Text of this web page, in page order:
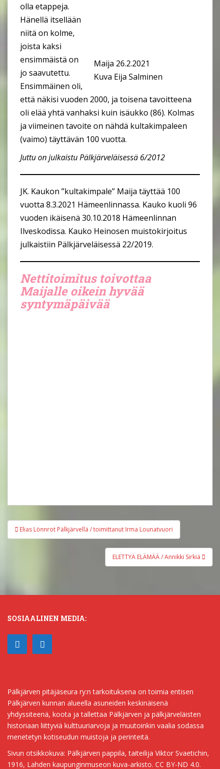
Maija 26.2.2021
Kuva Eija Salminen
olla etappeja.
Hänellä itsellään
niitä on kolme,
joista kaksi
ensimmäistä on
jo saavutettu.
Ensimmäinen oli,
että näkisi vuoden 2000, ja toisena tavoitteena
oli elää yhtä vanhaksi kuin isäukko (86). Kolmas
ja viimeinen tavoite on nähdä kultakimpaleen
(vaimo) täyttävän 100 vuotta.
Juttu on julkaistu Pälkjärveläisessä 6/2012
JK. Kaukon ”kultakimpale” Maija täyttää 100
vuotta 8.3.2021 Hämeenlinnassa. Kauko kuoli 96
vuoden ikäisenä 30.10.2018 Hämeenlinnan
Ilveskodissa. Kauko Heinosen muistokirjoitus
julkaistiin Pälkjärveläisessä 22/2019.
Nettitoimitus toivottaa
Maijalle oikein hyvää
syntymäpäivää
Artikkelien
selaus
Elias Lönnrot Pälkjärvellä / toimittanut Irma Lounatvuori
ELETTYÄ ELÄMÄÄ / Annikki Sirkiä
SOSIAALINEN MEDIA:
Pälkjärven pitäjäseura ry:n tarkoituksena on toimia entisen
Pälkjärven kunnan alueella asuneiden keskinäisenä
yhdyssiteenä, koota ja tallettaa Pälkjärven ja pälkjärveläisten
historiaan liittyviä kulttuuriarvoja ja muutoinkin vaalia sodassa
menetetyn kotiseudun muistoja ja perinteitä.
Sivun otsikkokuva: Pälkjärven pappila, taiteilija Viktor Svaetichin,
1916, Lahden kaupunginmuseon kuva-arkisto. CC BY-ND 4.0.